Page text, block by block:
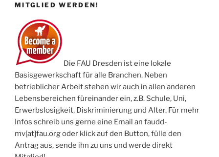
MITGLIED WERDEN!
Die FAU Dresden ist eine lokale
Basisgewerkschaft für alle Branchen. Neben
betrieblicher Arbeit stehen wir auch in allen anderen
Lebensbereichen füreinander ein, z.B. Schule, Uni,
Erwerbslosigkeit, Diskriminierung und Alter. Für mehr
Infos schreib uns gerne eine Email an faudd-
mv[at]fau.org oder klick auf den Button, fülle den
Antrag aus, sende ihn zu uns und werde direkt